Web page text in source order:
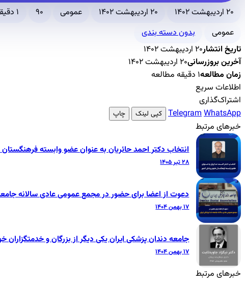
۲۰ اردیبهشت ۱۴۰۲ ۲۰ اردیبهشت ۱۴۰۲ عمومی ۹۰ ۱ دقیقه مطالعه
عمومی
بدون دسته بندی
تاریخ انتشار۲۰ اردیبهشت ۱۴۰۲
آخرین بروزرسانی۲۰ اردیبهشت ۱۴۰۲
زمان مطالعه۱ دقیقه مطالعه
اطلاعات سریع
اشتراک‌گذاری
TelegramWhatsApp کپی لینک چاپ
خبرهای مرتبط
انتخاب دکتر احمد حائریان به عنوان عضو وابسته
۲۸ تیر ۱۴۰۵
دعوت از اعضا برای حضور در مجمع عمومی عادی سالانه
۱۷ بهمن ۱۴۰۴
جامعه دندان پزشکی ایران یکی دیگر از بزرگان و خدمتگزاران
۱۷ بهمن ۱۴۰۴
خبرهای مرتبط